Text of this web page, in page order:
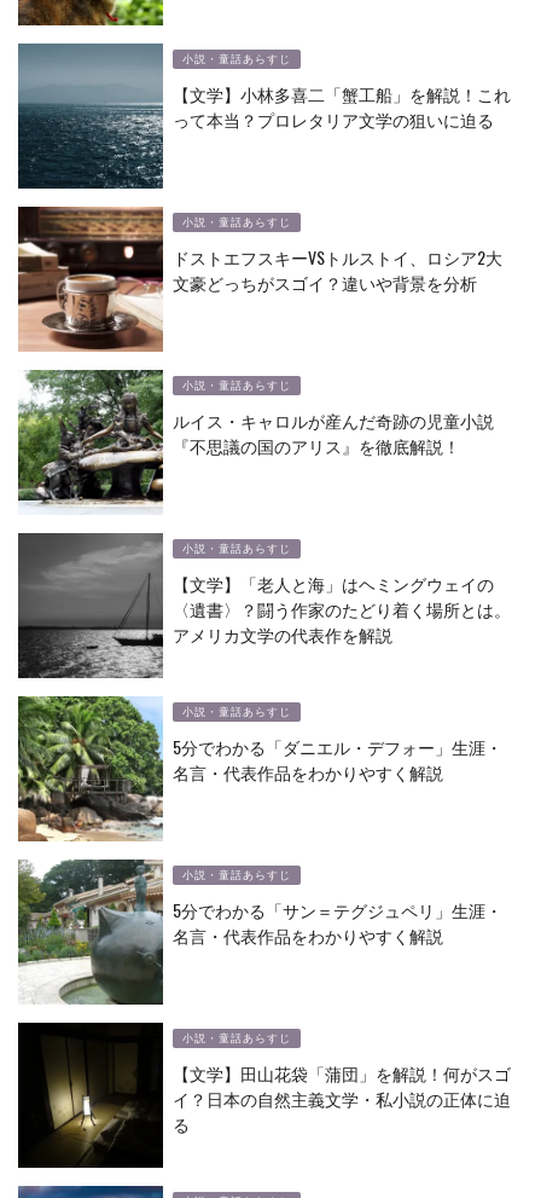
小説・童話あらすじ
【文学】小林多喜二「蟹工船」を解説！これ
って本当？プロレタリア文学の狙いに迫る
小説・童話あらすじ
ドストエフスキーVSトルストイ、ロシア2大
文豪どっちがスゴイ？違いや背景を分析
小説・童話あらすじ
ルイス・キャロルが産んだ奇跡の児童小説
『不思議の国のアリス』を徹底解説！
小説・童話あらすじ
【文学】「老人と海」はヘミングウェイの
〈遺書〉？闘う作家のたどり着く場所とは。
アメリカ文学の代表作を解説
小説・童話あらすじ
5分でわかる「ダニエル・デフォー」生涯・
名言・代表作品をわかりやすく解説
小説・童話あらすじ
5分でわかる「サン＝テグジュペリ」生涯・
名言・代表作品をわかりやすく解説
小説・童話あらすじ
【文学】田山花袋「蒲団」を解説！何がスゴ
イ？日本の自然主義文学・私小説の正体に迫
る